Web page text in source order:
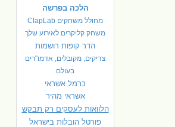
הלכה בפרשה
מחולל משחקים ClapLab
משחק קליקרים לאירוע שלך
הדר קופות רושמות
צדיקים, מקובלים, אדמו"רים
בעולם
כרמל אשראי
אשראי מהיר
הלוואות לעסקים רק תבקש
פורטל הובלות בישראל